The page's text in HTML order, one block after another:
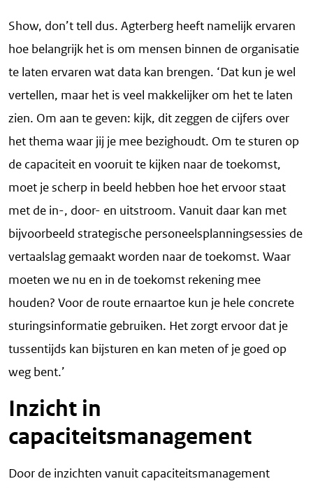
Show, don’t tell dus. Agterberg heeft namelijk ervaren
hoe belangrijk het is om mensen binnen de organisatie
te laten ervaren wat data kan brengen. ‘Dat kun je wel
vertellen, maar het is veel makkelijker om het te laten
zien. Om aan te geven: kijk, dit zeggen de cijfers over
het thema waar jij je mee bezighoudt. Om te sturen op
de capaciteit en vooruit te kijken naar de toekomst,
moet je scherp in beeld hebben hoe het ervoor staat
met de in-, door- en uitstroom. Vanuit daar kan met
bijvoorbeeld strategische personeelsplanningsessies de
vertaalslag gemaakt worden naar de toekomst. Waar
moeten we nu en in de toekomst rekening mee
houden? Voor de route ernaartoe kun je hele concrete
sturingsinformatie gebruiken. Het zorgt ervoor dat je
tussentijds kan bijsturen en kan meten of je goed op
weg bent.’
Inzicht in
capaciteitsmanagement
Door de inzichten vanuit capaciteitsmanagement